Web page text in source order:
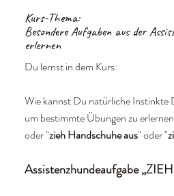
Kurs-Thema:
Besondere Aufgaben aus der
erlernen
Du lernst in dem Kurs:
Wie kannst Du natürliche Instinkte
um bestimmte Übungen zu
oder "zieh Handschuhe aus" oder "
Assistenzhundeaufgabe